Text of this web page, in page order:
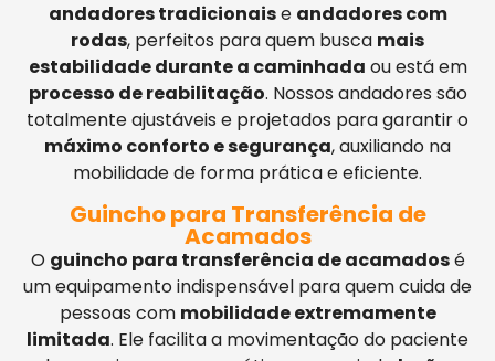
andadores tradicionaise andadores com
rodas, perfeitos para quem busca mais
estabilidade durante a caminhada ou está em
processo de reabilitação. Nossos andadores são
totalmente ajustáveis e projetados para garantir o
máximo conforto e segurança, auxiliando na
mobilidade de forma prática e eficiente.
Guincho para Transferência de
Acamados
O guincho para transferência de acamadosé
um equipamento indispensável para quem cuida de
pessoas com mobilidade extremamente
limitada. Ele facilita a movimentação do paciente